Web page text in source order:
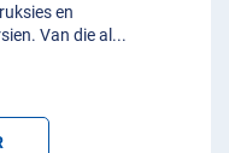
en
Van die al ...